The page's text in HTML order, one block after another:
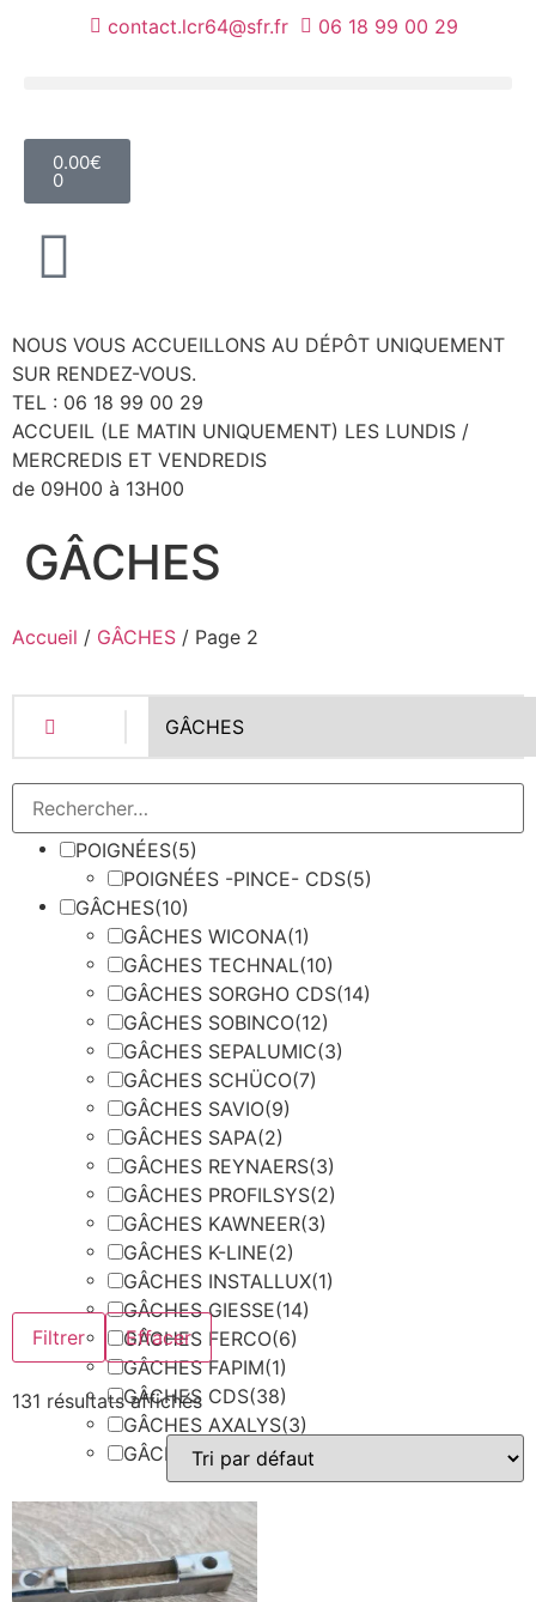
contact.lcr64@sfr.fr 06 18 99 00 29
0.00€
0
NOUS VOUS ACCUEILLONS AU DÉPÔT UNIQUEMENT
SUR RENDEZ-VOUS.
TEL : 06 18 99 00 29
ACCUEIL (LE MATIN UNIQUEMENT) LES LUNDIS /
MERCREDIS ET VENDREDIS
de 09H00 à 13H00
GÂCHES
Accueil / GÂCHES / Page 2
POIGNÉES(5)
POIGNÉES -PINCE- CDS(5)
GÂCHES(10)
GÂCHES WICONA(1)
GÂCHES TECHNAL(10)
GÂCHES SORGHO CDS(14)
GÂCHES SOBINCO(12)
GÂCHES SEPALUMIC(3)
GÂCHES SCHÜCO(7)
GÂCHES SAVIO(9)
GÂCHES SAPA(2)
GÂCHES REYNAERS(3)
GÂCHES PROFILSYS(2)
GÂCHES KAWNEER(3)
GÂCHES K-LINE(2)
GÂCHES INSTALLUX(1)
GÂCHES GIESSE(14)
GÂCHES FERCO(6)
GÂCHES FAPIM(1)
GÂCHES CDS(38)
GÂCHES AXALYS(3)
GÂCHES AUTRES MARQUES
Filtrer Effacer
131 résultats affichés